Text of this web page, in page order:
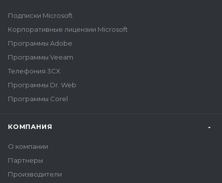
Подписки Microsoft
Корпоративные лицензии Microsoft
Программы Adobe
Программы Veeam
Телефония 3CX
Программы Dr. Web
Программы Corel
КОМПАНИЯ
О компании
Партнеры
Производители